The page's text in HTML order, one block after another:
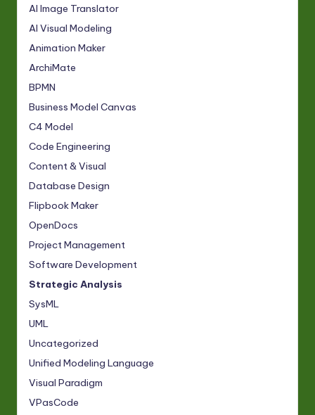
AI Image Translator
AI Visual Modeling
Animation Maker
ArchiMate
BPMN
Business Model Canvas
C4 Model
Code Engineering
Content & Visual
Database Design
Flipbook Maker
OpenDocs
Project Management
Software Development
Strategic Analysis
SysML
UML
Uncategorized
Unified Modeling Language
Visual Paradigm
VPasCode